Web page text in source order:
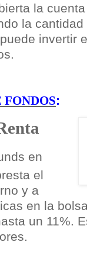
la
la
invertir
FONDOS:
en
el
y a
en la
un 11%.